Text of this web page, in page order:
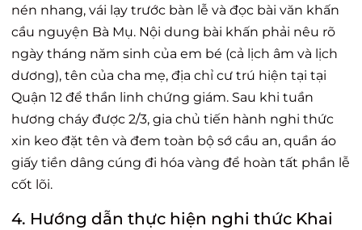
nén nhang, vái lạy trước bàn lễ và đọc bài văn khấn
cầu nguyện Bà Mụ. Nội dung bài khấn phải nêu rõ
ngày tháng năm sinh của em bé (cả lịch âm và lịch
dương), tên của cha mẹ, địa chỉ cư trú hiện tại tại
Quận 12 để thần linh chứng giám. Sau khi tuần
hương cháy được 2/3, gia chủ tiến hành nghi thức
xin keo đặt tên và đem toàn bộ sớ cầu an, quần áo
giấy tiền dâng cúng đi hóa vàng để hoàn tất phần lễ
cốt lõi.
4. Hướng dẫn thực hiện nghi thức Khai